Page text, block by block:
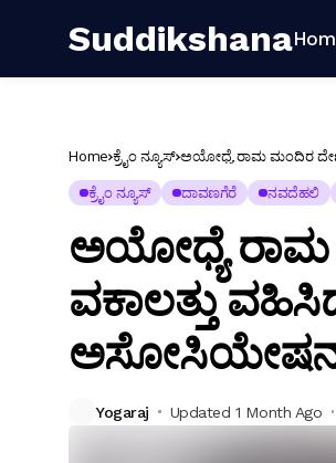
Suddikshana
Home ಕ್ರೈಂ ನ್ಯೂಸ್ ಅಯೋಧ್ಯೆ ರಾಮ ಮಂದಿರ
ಕ್ರೈಂ ನ್ಯೂಸ್ ದಾವಣಗೆರೆ ನವದೆಹಲಿ
ಅಯೋಧ್ಯೆ
ವಕಾಲತ್ತು
Yogaraj Updated 1 Month Ago